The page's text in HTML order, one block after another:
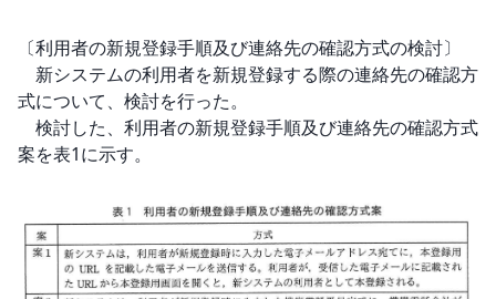
〔利用者の新規登録手順及び連絡先の確認方式の検討〕
新システムの利用者を新規登録する際の連絡先の確認方
式について、検討を行った。
検討した、利用者の新規登録手順及び連絡先の確認方式
案を表1に示す。